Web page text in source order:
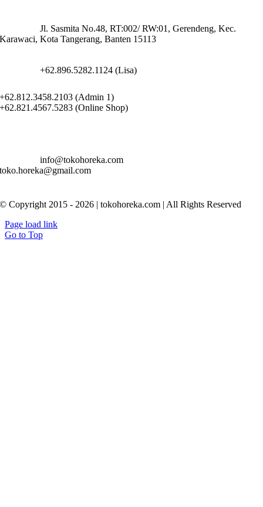
Jl. Sasmita No.48, RT:002/ RW:01, Gerendeng, Kec.
Karawaci, Kota Tangerang, Banten 15113
+62.896.5282.1124 (Lisa)
+62.812.3458.2103 (Admin 1)
+62.821.4567.5283 (Online Shop)
info@tokohoreka.com
toko.horeka@gmail.com
© Copyright 2015 - 2026 | tokohoreka.com | All Rights Reserved
Page load link
Go to Top